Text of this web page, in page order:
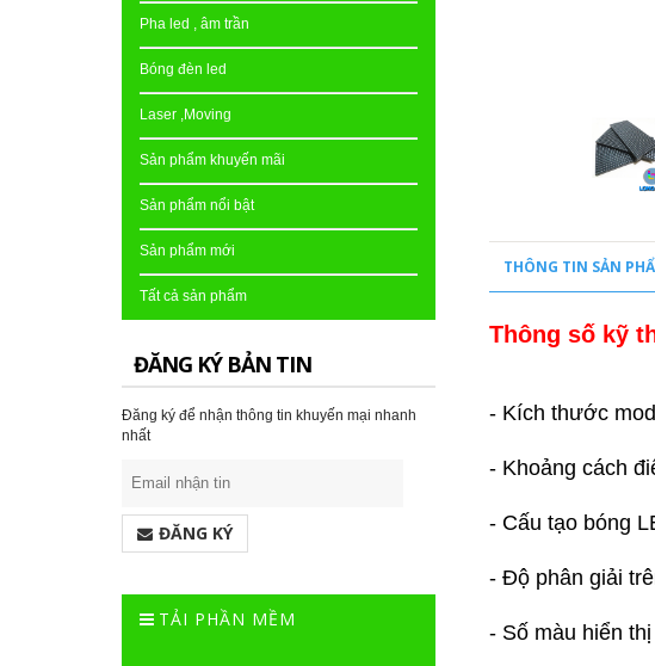
Pha led , âm trần
Bóng đèn led
Laser ,Moving
Sản phẩm khuyến mãi
Sản phẩm nổi bật
Sản phẩm mới
Tất cả sản phẩm
ĐĂNG KÝ BẢN TIN
Đăng ký để nhận thông tin khuyến mại nhanh
nhất
ĐĂNG KÝ
TẢI PHẦN MỀM
THÔNG TIN SẢN
Thông số kỹ
- Kích thước
- Khoảng cách
- Cấu tạo bóng
- Độ phân giải
- Số màu hiển